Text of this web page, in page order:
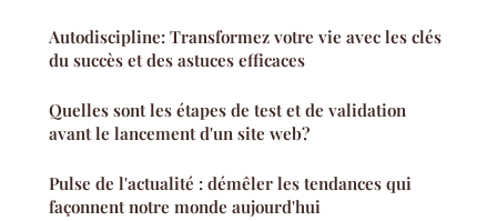
Autodiscipline: Transformez votre vie avec les clés
du succès et des astuces efficaces
Quelles sont les étapes de test et de validation
avant le lancement d'un site web?
Pulse de l'actualité : démêler les tendances qui
façonnent notre monde aujourd'hui